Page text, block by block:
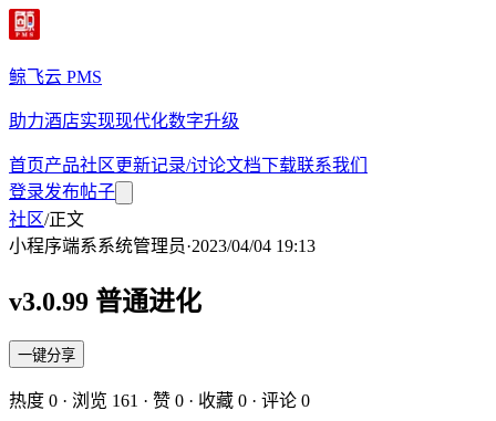
鲸飞云 PMS
助力酒店实现现代化数字升级
首页产品社区更新记录/讨论文档下载联系我们
登录发布帖子
社区/正文
小程序端系系统管理员·2023/04/04 19:13
v3.0.99 普通进化
一键分享
热度 0 · 浏览 161 · 赞 0 · 收藏 0 · 评论 0